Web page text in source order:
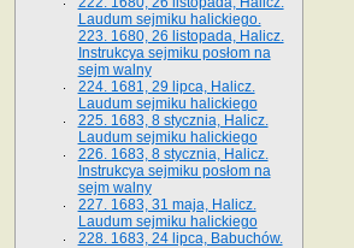
Laudum sejmiku halickiego.
223. 1680, 26 listopada, Halicz.
Instrukcya sejmiku posłom na
sejm walny
224. 1681, 29 lipca, Halicz.
Laudum sejmiku halickiego
225. 1683, 8 stycznia, Halicz.
Laudum sejmiku halickiego
226. 1683, 8 stycznia, Halicz.
Instrukcya sejmiku posłom na
sejm walny
227. 1683, 31 maja, Halicz.
Laudum sejmiku halickiego
228. 1683, 24 lipca, Babuchów.